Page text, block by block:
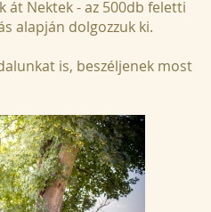
át Nektek - az 500db feletti
alapján dolgozzuk ki.
is, beszéljenek most